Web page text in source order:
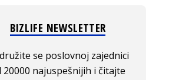
BIZLIFE NEWSLETTER
se poslovnoj zajednici
20000 najuspešnijih i čitajte